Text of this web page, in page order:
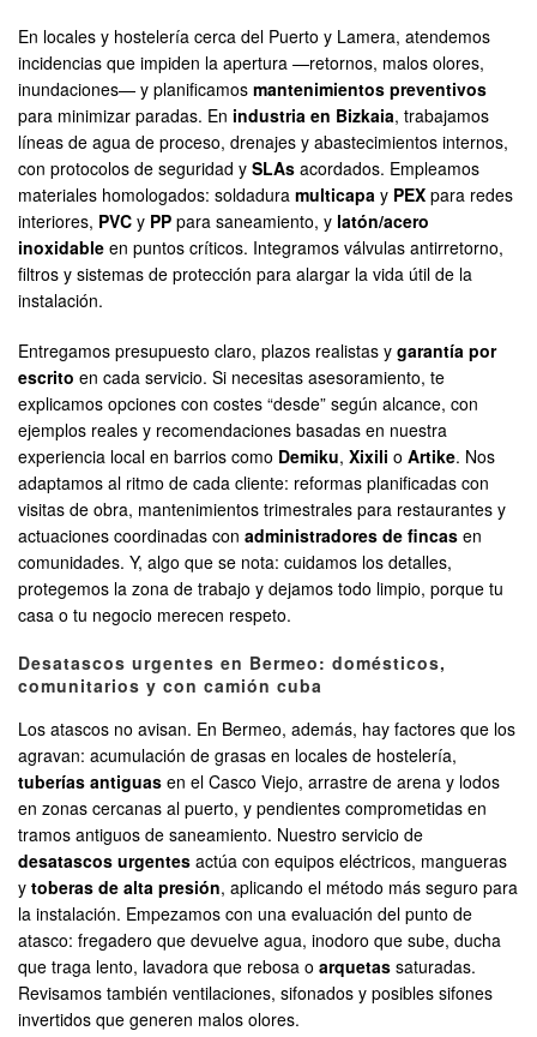
En locales y hostelería cerca del Puerto y Lamera, atendemos
incidencias que impiden la apertura —retornos, malos olores,
inundaciones— y planificamos mantenimientos preventivos
para minimizar paradas. En industria en Bizkaia, trabajamos
líneas de agua de proceso, drenajes y abastecimientos internos,
con protocolos de seguridad y SLAs acordados. Empleamos
materiales homologados: soldadura multicapa y PEX para redes
interiores, PVC y PP para saneamiento, y latón/acero
inoxidable en puntos críticos. Integramos válvulas antirretorno,
filtros y sistemas de protección para alargar la vida útil de la
instalación.
Entregamos presupuesto claro, plazos realistas y garantía por
escrito en cada servicio. Si necesitas asesoramiento, te
explicamos opciones con costes “desde” según alcance, con
ejemplos reales y recomendaciones basadas en nuestra
experiencia local en barrios como Demiku, Xixili o Artike. Nos
adaptamos al ritmo de cada cliente: reformas planificadas con
visitas de obra, mantenimientos trimestrales para restaurantes y
actuaciones coordinadas con administradores de fincas en
comunidades. Y, algo que se nota: cuidamos los detalles,
protegemos la zona de trabajo y dejamos todo limpio, porque tu
casa o tu negocio merecen respeto.
Desatascos urgentes en Bermeo: domésticos,
comunitarios y con camión cuba
Los atascos no avisan. En Bermeo, además, hay factores que los
agravan: acumulación de grasas en locales de hostelería,
tuberías antiguas en el Casco Viejo, arrastre de arena y lodos
en zonas cercanas al puerto, y pendientes comprometidas en
tramos antiguos de saneamiento. Nuestro servicio de
desatascos urgentes actúa con equipos eléctricos, mangueras
y toberas de alta presión, aplicando el método más seguro para
la instalación. Empezamos con una evaluación del punto de
atasco: fregadero que devuelve agua, inodoro que sube, ducha
que traga lento, lavadora que rebosa o arquetas saturadas.
Revisamos también ventilaciones, sifonados y posibles sifones
invertidos que generen malos olores.